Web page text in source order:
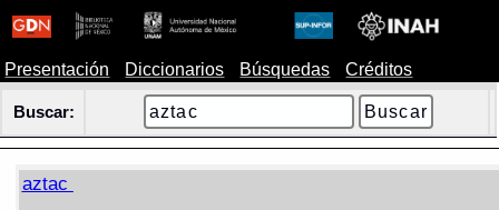
Presentación Diccionarios Búsquedas Créditos
Buscar:
aztac